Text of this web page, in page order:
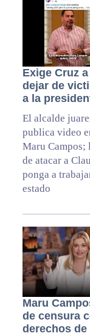
Exige Cruz
dejar de
a la
El alcalde
publica video
Maru Campos;
de atacar a
ponga a
estado
Maru
de censura
derechos